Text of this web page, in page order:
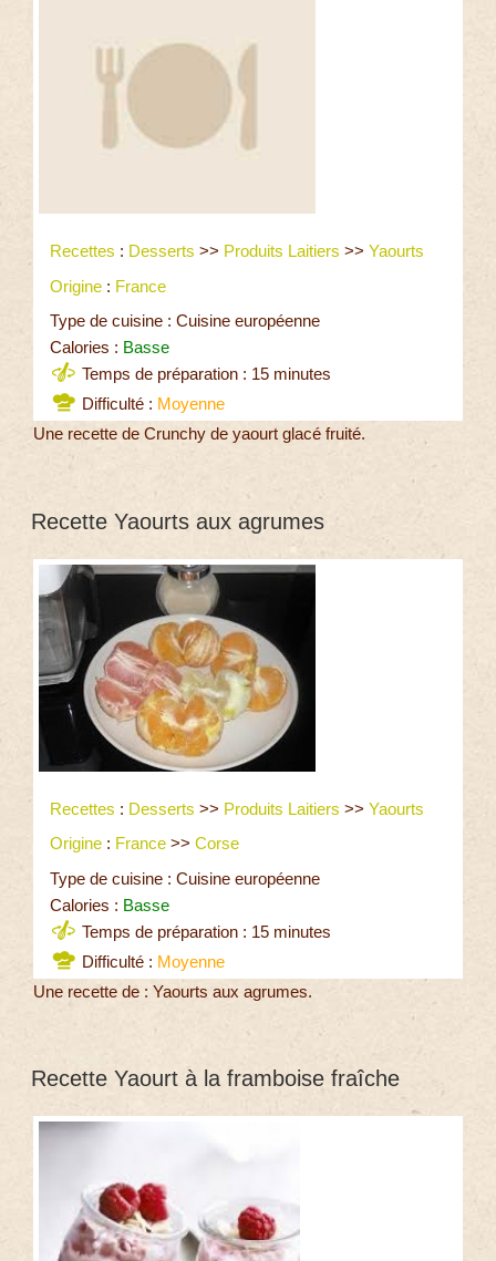
Recettes : Desserts >> Produits Laitiers >> Yaourts
Origine : France
Type de cuisine : Cuisine européenne
Calories : Basse
Temps de préparation : 15 minutes
Difficulté : Moyenne
Une recette de Crunchy de yaourt glacé fruité.
Recette Yaourts aux agrumes
Recettes : Desserts >> Produits Laitiers >> Yaourts
Origine : France >> Corse
Type de cuisine : Cuisine européenne
Calories : Basse
Temps de préparation : 15 minutes
Difficulté : Moyenne
Une recette de : Yaourts aux agrumes.
Recette Yaourt à la framboise fraîche